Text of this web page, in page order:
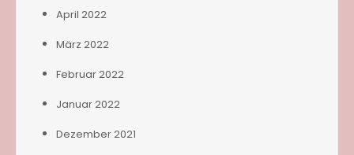
April 2022
März 2022
Februar 2022
Januar 2022
Dezember 2021